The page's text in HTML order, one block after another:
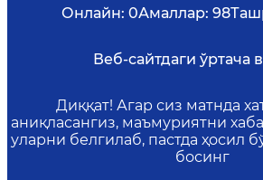
Онлайн: 0Амаллар: 98
Веб-сайтдаги ўртача
Диққат! Агар сиз матнда
аниқласангиз, маъмуриятни
уларни белгилаб, пастда ҳосил
босинг